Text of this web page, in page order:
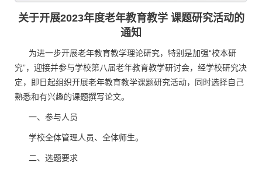
关于开展2023年度老年教育教学 课题研究活动的
通知
为进一步开展老年教育教学理论研究，特别是加强“校本研
究”，迎接并参与学校第八届老年教育教学研讨会，经学校研究决
定，即日起组织开展老年教育教学课题研究活动，同时选择自己
熟悉和有兴趣的课题撰写论文。
一、参与人员
学校全体管理人员、全体师生。
二、选题要求